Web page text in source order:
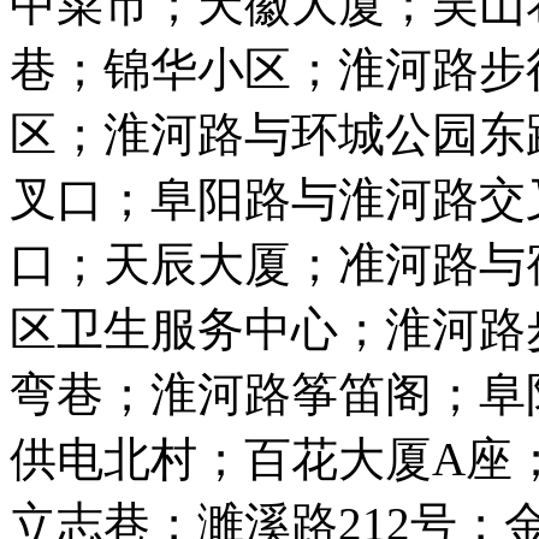
巷；锦华小区；淮河路
区；淮河路与环城公园
叉口；阜阳路与淮河路
口；天辰大厦；准河路
区卫生服务中心；淮河
弯巷；淮河路筝笛阁；
供电北村；百花大厦A座
立志巷；濉溪路212号；